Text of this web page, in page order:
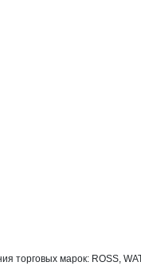
торговых марок: ROSS,